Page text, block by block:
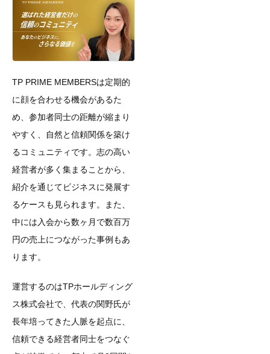
TP PRIME MEMBERSは定期的
に顔を合わせる機会があるた
め、参加者同士の距離が縮まり
やすく、自然と信頼関係を築け
るコミュニティです。志の高い
経営者が多く集まることから、
紹介を通じてビジネスに発展す
るケースも見られます。また、
中には入会から数ヶ月で数百万
円の売上につながった事例もあ
ります。
運営するのはTPホールディング
ス株式会社で、代表の関野氏が
長年培ってきた人脈を起点に、
信頼できる経営者同士をつなぐ